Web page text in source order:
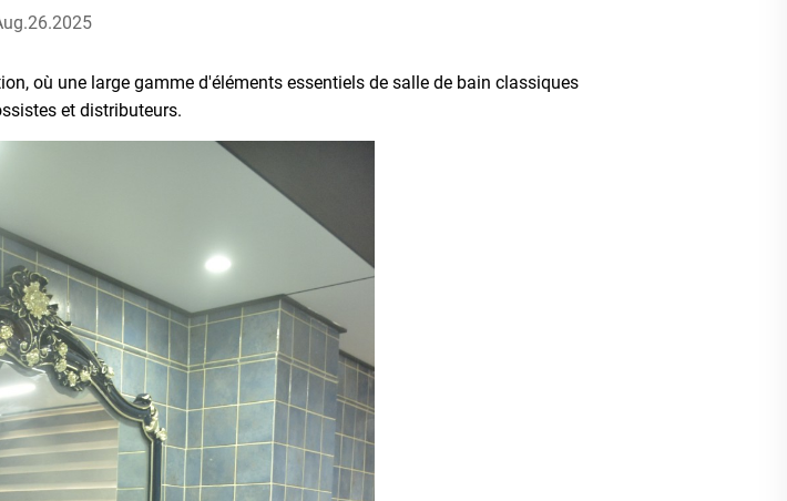
où une large gamme d'éléments essentiels de salle de bain classiques
et distributeurs.